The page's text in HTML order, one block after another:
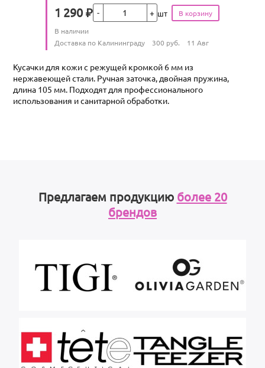
Цена
1 290 ₽Кол-во шт
Количество
В наличии
Условия доставки
Доставка по Калининграду 300 руб. 11 Авг
Кусачки для кожи с режущей кромкой 6 мм из
нержавеющей стали. Ручная заточка, двойная пружина,
длина 105 мм. Подходят для профессионального
использования и санитарной обработки.
Предлагаем продукцию более 20
брендов